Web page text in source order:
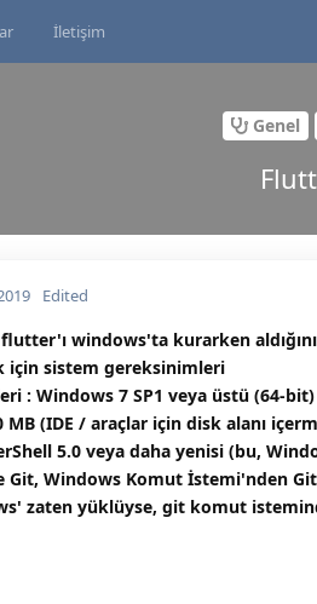
İletişim
Genel
Edited
windows'ta kurarken
için sistem gereksinimleri
: Windows 7 SP1 veya üstü (64-bit)
MB (IDE / araçlar için disk alanı
5.0 veya daha yenisi (bu,
Git, Windows Komut İstemi'nden
zaten yüklüyse, git komut